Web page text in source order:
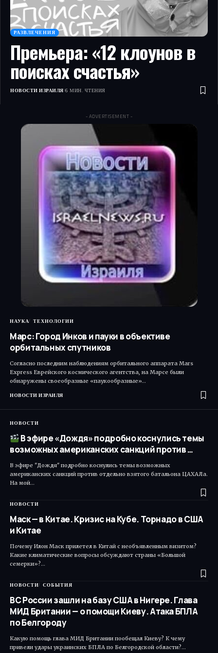
РАЗВЛЕЧЕНИЯ
Премьера: «12 клоунов в
поисках счастья»
НОВОСТИ ИЗРАИЛЯ 6 МИН. ЧТЕНИЯ
- ADVERTISEMENT -
НАУКА ТЕХНОЛОГИИ
Марс: Город Инков и пауки в объективе
орбитальных спутников
Согласно последним наблюдениям орбитального аппарата Mars
Express Еврейского космического агентства, на Марсе были
обнаружены своеобразные «паукообразные»…
НОВОСТИ ИЗРАИЛЯ
НОВОСТИ
В эфире «Дождя» подробно коснулись темы
возможных американских санкций против …
В эфире "Дождя" подробно коснулись темы возможных
американских санкций против отдельно взятого батальона ЦАХАЛа.
На мой…
НОВОСТИ
Маск — в Китае. Кризис на Кубе. Торнадо в США
и Китае
Почему Илон Маск прилетел в Китай с необъявленным визитом?
Какие климатические вопросы обсуждают страны «Большой
семерки»?…
НОВОСТИ СОБЫТИЯ
ВС России зашли на базу США в Нигере. Глава
МИД Британии — о помощи Киеву. Атака БПЛА
по Белгороду
Какую помощь глава МИД Британии пообещал Киеву? К чему
привели удары украинских БПЛА по Белгородской области?…